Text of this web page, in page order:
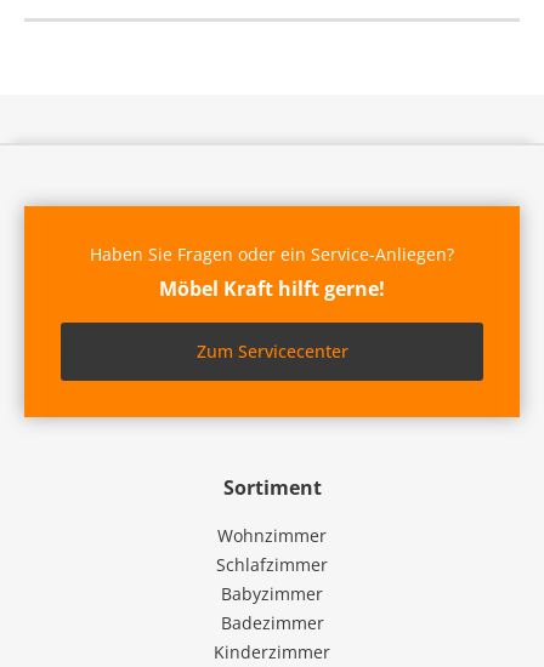
Sortiment
Wohnzimmer
Schlafzimmer
Babyzimmer
Badezimmer
Kinderzimmer
Haben Sie Fragen oder ein Service-Anliegen?
Möbel Kraft hilft gerne!
Zum Servicecenter